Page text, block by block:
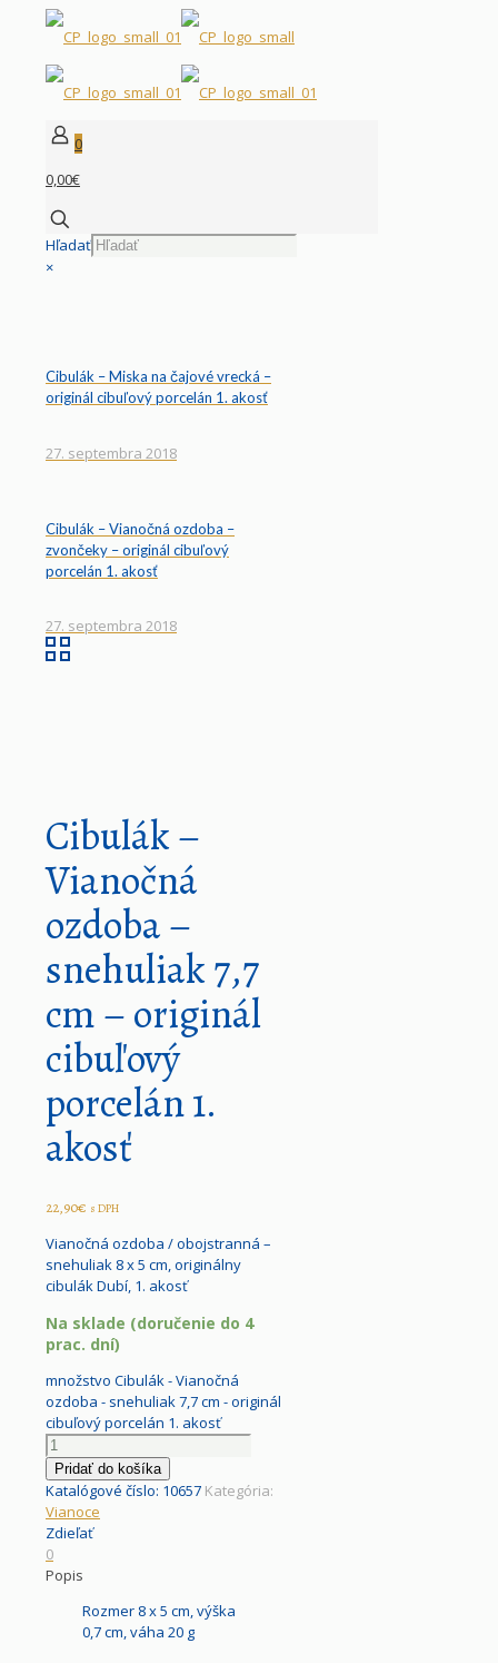
0
0,00€
Hľadať
×
Cibulák – Miska na čajové vrecká –
originál cibuľový porcelán 1. akosť
27. septembra 2018
Cibulák – Vianočná ozdoba –
zvončeky – originál cibuľový
porcelán 1. akosť
27. septembra 2018
Cibulák –
Vianočná
ozdoba –
snehuliak 7,7
cm – originál
cibuľový
porcelán 1.
akosť
22,90€ s DPH
Vianočná ozdoba / obojstranná –
snehuliak 8 x 5 cm, originálny
cibulák Dubí, 1. akosť
Na sklade (doručenie do 4
prac. dní)
množstvo Cibulák - Vianočná
ozdoba - snehuliak 7,7 cm - originál
cibuľový porcelán 1. akosť
Pridať do košíka
Katalógové číslo: 10657 Kategória:
Vianoce
Zdieľať
0
Popis
Rozmer 8 x 5 cm, výška
0,7 cm, váha 20 g